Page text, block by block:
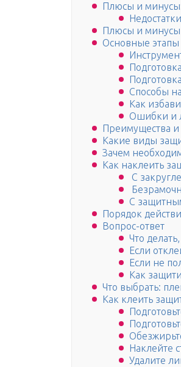
Плюсы и
Плюсы и минусы
Основные этапы
Способы
Как
Ошибки и
Преимущества и
Какие виды
Зачем
Как наклеить
С
С
Порядок
Вопрос-ответ
Что
Если
Если не
Как
Что выбрать:
Как клеить
Наклейте
Удалите